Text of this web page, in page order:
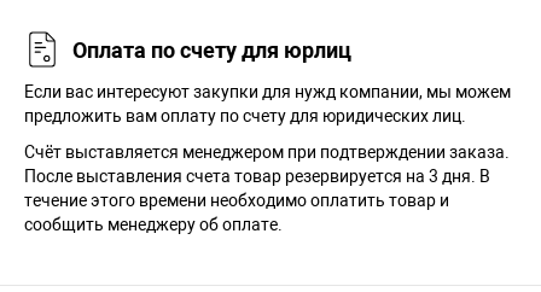
Оплата по счету для юрлиц
Если вас интересуют закупки для нужд компании, мы можем
предложить вам оплату по счету для юридических лиц.
Счёт выставляется менеджером при подтверждении заказа.
После выставления счета товар резервируется на 3 дня. В
течение этого времени необходимо оплатить товар и
сообщить менеджеру об оплате.